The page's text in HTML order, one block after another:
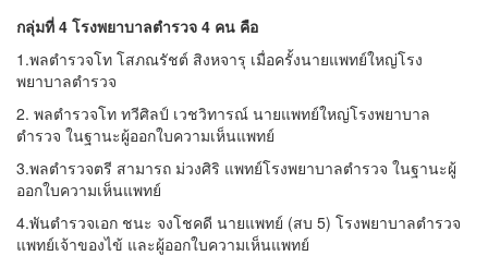
กลุ่มที่ 4 โรงพยาบาลตำรวจ 4 คน คือ
1.พลตำรวจโท โสภณรัชต์ สิงหจารุ เมื่อครั้งนายแพทย์ใหญ่โรง
พยาบาลตำรวจ
2. พลตำรวจโท ทวีศิลป์ เวชวิทารณ์ นายแพทย์ใหญ่โรงพยาบาล
ตำรวจ ในฐานะผู้ออกใบความเห็นแพทย์
3.พลตำรวจตรี สามารถ ม่วงศิริ แพทย์โรงพยาบาลตำรวจ ในฐานะผู้
ออกใบความเห็นแพทย์
4.พันตำรวจเอก ชนะ จงโชคดี นายแพทย์ (สบ 5) โรงพยาบาลตำรวจ
แพทย์เจ้าของไข้ และผู้ออกใบความเห็นแพทย์